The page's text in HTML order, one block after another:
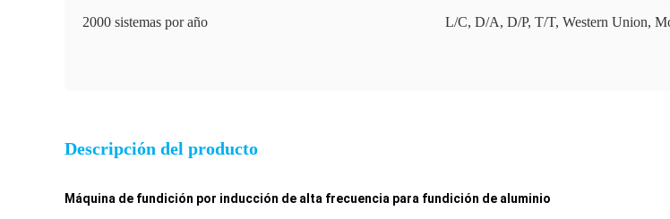
2000 sistemas por año L/C, D/A, D/P, T/T, Western Union,
Descripción del producto
Máquina de fundición por inducción de alta frecuencia para fundición de aluminio